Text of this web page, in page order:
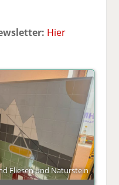
Hier
Fliesen und Naturstein